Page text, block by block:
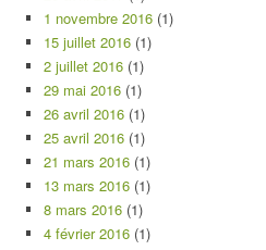
1 novembre 2016 (1)
15 juillet 2016 (1)
2 juillet 2016 (1)
29 mai 2016 (1)
26 avril 2016 (1)
25 avril 2016 (1)
21 mars 2016 (1)
13 mars 2016 (1)
8 mars 2016 (1)
4 février 2016 (1)